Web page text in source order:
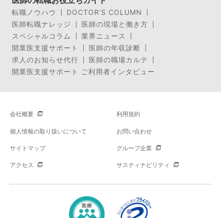
転職ノウハウ
DOCTOR’S COLUMN
医師転職ナレッジ
医師の現場と働き方
スペシャルコラム
業界ニュース
開業医支援サポート
医師の年収診断
求人のお知らせ代行
医師の職場カルテ
開業医支援サポート ご利用者インタビュー
会社概要 利用規約
個人情報の取り扱いについて お問い合わせ
サイトマップ グループ企業
アクセス サスティナビリティ